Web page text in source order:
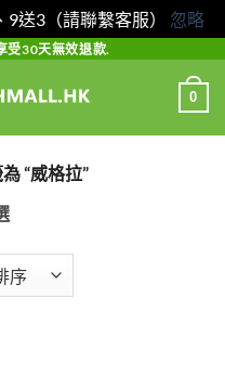
送3（請聯繫客服） 忽略
受30天無效退款.
0
“威格拉”